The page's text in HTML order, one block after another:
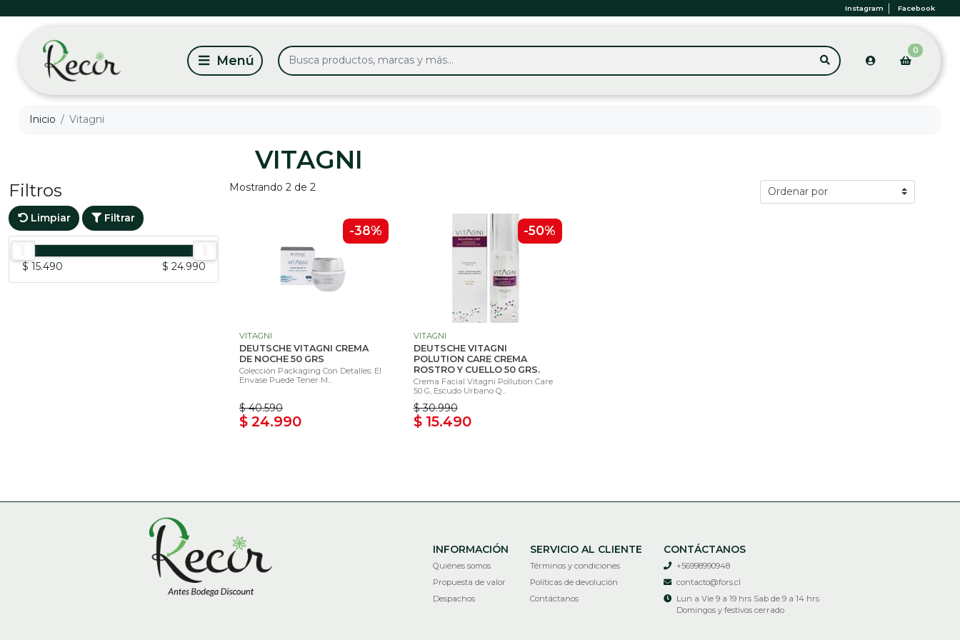
Instagram Facebook
0
Inicio Vitagni
VITAGNI
Filtros
Limpiar Filtrar
$ 15.490 $ 24.990
Mostrando 2 de 2
-38%
VITAGNI
DEUTSCHE VITAGNI CREMA
DE NOCHE 50 GRS
Colección Packaging Con Detalles: El
Envase Puede Tener M...
$ 40.590
$ 24.990
-50%
VITAGNI
DEUTSCHE VITAGNI
POLUTION CARE CREMA
ROSTRO Y CUELLO 50 GRS.
Crema Facial Vitagni Pollution Care
50 G, Escudo Urbano Q...
$ 30.990
$ 15.490
INFORMACIÓN
Quiénes somos
Propuesta de valor
Despachos
SERVICIO AL CLIENTE
Términos y condiciones
Políticas de devolución
Contáctanos
CONTÁCTANOS
+56998990948
contacto@fors.cl
Lun a Vie 9 a 19 hrs Sab de 9 a 14 hrs
Domingos y festivos cerrado